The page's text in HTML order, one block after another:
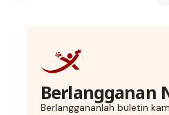
Berlangganan
Berlanggananlah buletin